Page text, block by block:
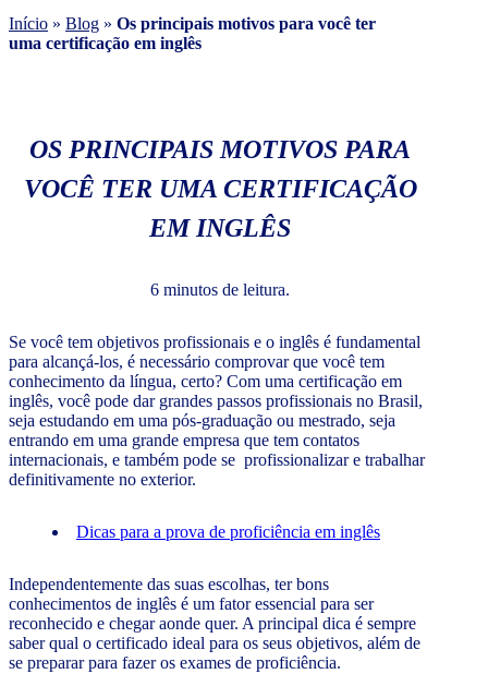
Início » Blog » Os principais motivos para você ter
uma certificação em inglês
OS PRINCIPAIS MOTIVOS PARA
VOCÊ TER UMA CERTIFICAÇÃO
EM INGLÊS
6 minutos de leitura.
Se você tem objetivos profissionais e o inglês é fundamental
para alcançá-los, é necessário comprovar que você tem
conhecimento da língua, certo? Com uma certificação em
inglês, você pode dar grandes passos profissionais no Brasil,
seja estudando em uma pós-graduação ou mestrado, seja
entrando em uma grande empresa que tem contatos
internacionais, e também pode se profissionalizar e trabalhar
definitivamente no exterior.
Dicas para a prova de proficiência em inglês
Independentemente das suas escolhas, ter bons
conhecimentos de inglês é um fator essencial para ser
reconhecido e chegar aonde quer. A principal dica é sempre
saber qual o certificado ideal para os seus objetivos, além de
se preparar para fazer os exames de proficiência.